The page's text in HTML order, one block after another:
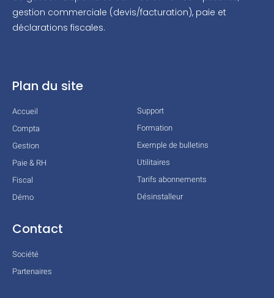
gestion commerciale (devis/facturation), paie et
déclarations fiscales.
Plan du site
Accueil
Compta
Gestion
Paie & RH
Fiscal
Démo
Support
Formation
Exemple de bulletins
Utilitaires
Tarifs abonnements
Désinstalleur
Contact
Société
Partenaires